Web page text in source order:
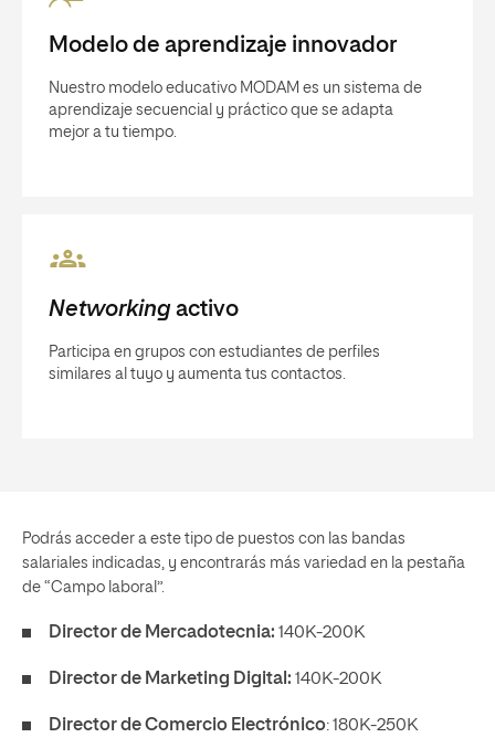
Modelo de aprendizaje innovador
Nuestro modelo educativo MODAM es un sistema de
aprendizaje secuencial y práctico que se adapta
mejor a tu tiempo.
Networkingactivo
Participa en grupos con estudiantes de perfiles
similares al tuyo y aumenta tus contactos.
Podrás acceder a este tipo de puestos con las bandas
salariales indicadas, y encontrarás más variedad en la pestaña
de “Campo laboral”.
Director de Mercadotecnia: 140K-200K
Director de Marketing Digital: 140K-200K
Director de Comercio Electrónico: 180K-250K